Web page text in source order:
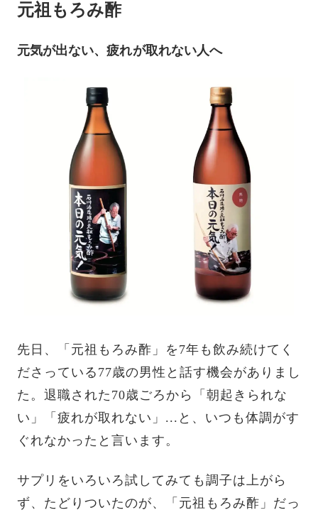
元祖もろみ酢
元気が出ない、疲れが取れない人へ
先日、「元祖もろみ酢」を7年も飲み続けてく
ださっている77歳の男性と話す機会がありまし
た。退職された70歳ごろから「朝起きられな
い」「疲れが取れない」...と、いつも体調がす
ぐれなかったと言います。
サプリをいろいろ試してみても調子は上がら
ず、たどりついたのが、「元祖もろみ酢」だっ